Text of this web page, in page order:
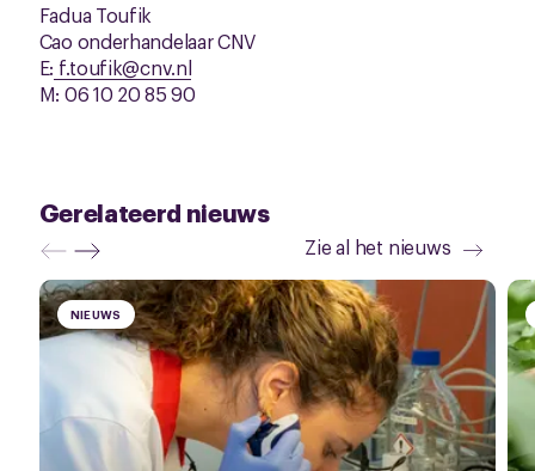
Fadua Toufik
Cao onderhandelaar CNV
E: f.toufik@cnv.nl
M: 06 10 20 85 90
Gerelateerd nieuws
Zie al het nieuws
NIEUWS